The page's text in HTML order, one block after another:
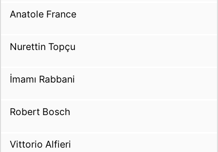
Anatole France
Nurettin Topçu
İmamı Rabbani
Robert Bosch
Vittorio Alfieri